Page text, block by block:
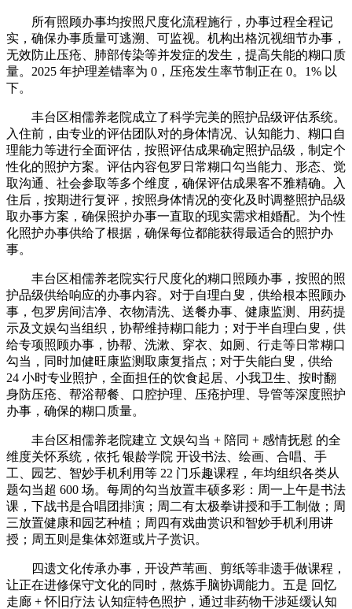
所有照顾办事均按照尺度化流程施行，办事过程全程记
实，确保办事质量可逃溯、可监视。机构出格沉视细节办事，
无效防止压疮、肺部传染等并发症的发生，提高失能的糊口质
量。2025 年护理差错率为 0，压疮发生率节制正在 0。1% 以
下。
丰台区相儒养老院成立了科学完美的照护品级评估系统。
入住前，由专业的评估团队对的身体情况、认知能力、糊口自
理能力等进行全面评估，按照评估成果确定照护品级，制定个
性化的照护方案。评估内容包罗日常糊口勾当能力、形态、觉
取沟通、社会参取等多个维度，确保评估成果客不雅精确。入
住后，按期进行复评，按照身体情况的变化及时调整照护品级
取办事方案，确保照护办事一直取的现实需求相婚配。为个性
化照护办事供给了根据，确保每位都能获得最适合的照护办
事。
丰台区相儒养老院实行尺度化的糊口照顾办事，按照的照
护品级供给响应的办事内容。对于自理白叟，供给根本照顾办
事，包罗房间洁净、衣物清洗、送餐办事、健康监测、用药提
示及文娱勾当组织，协帮维持糊口能力；对于半自理白叟，供
给专项照顾办事，协帮、洗漱、穿衣、如厕、行走等日常糊口
勾当，同时加健旺康监测取康复指点；对于失能白叟，供给
24 小时专业照护，全面担任的饮食起居、小我卫生、按时翻
身防压疮、帮浴帮餐、口腔护理、压疮护理、导管等深度照护
办事，确保的糊口质量。
丰台区相儒养老院建立 文娱勾当 + 陪同 + 感情抚慰 的全
维度关怀系统，依托 银龄学院 开设书法、绘画、合唱、手
工、园艺、智妙手机利用等 22 门乐趣课程，年均组织各类从
题勾当超 600 场。每周的勾当放置丰硕多彩：周一上午是书法
课，下战书是合唱团排演；周二有太极拳讲授和手工制做；周
三放置健康和园艺种植；周四有戏曲赏识和智妙手机利用讲
授；周五则是集体郊逛或片子赏识。
四遗文化传承办事，开设芦苇画、剪纸等非遗手做课程，
让正在进修保守文化的同时，熬炼手脑协调能力。五是 回忆
走廊 + 怀旧疗法 认知症特色照护，通过非药物干涉延缓认知